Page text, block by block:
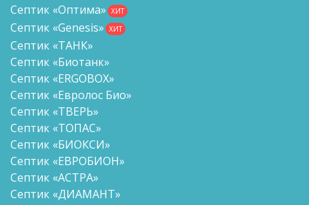
Септик «Оптима» ХИТ
Септик «Genesis» ХИТ
Септик «ТАНК»
Септик «Биотанк»
Септик «ERGOBOX»
Септик «Евролос Био»
Септик «ТВЕРЬ»
Септик «ТОПАС»
Септик «БИОКСИ»
Септик «ЕВРОБИОН»
Септик «АСТРА»
Септик «ДИАМАНТ»